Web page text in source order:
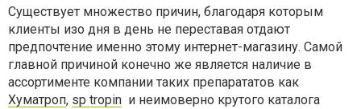
Существует множество причин, благодаря которым
клиенты изо дня в день не переставая отдают
предпочтение именно этому интернет-магазину. Самой
главной причиной конечно же является наличие в
ассортименте компании таких препарататов как
Хуматроп, sp tropin и неимоверно крутого каталога